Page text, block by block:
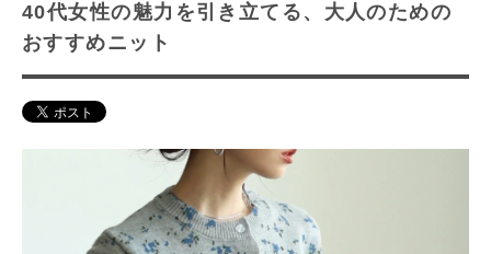
40代女性の魅力を引き立てる、大人のための
おすすめニット